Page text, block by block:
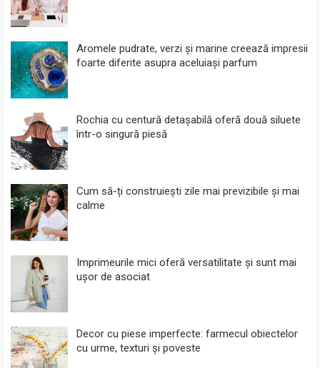
Aromele pudrate, verzi și marine creează impresii
foarte diferite asupra aceluiași parfum
Rochia cu centură detașabilă oferă două siluete
într-o singură piesă
Cum să-ți construiești zile mai previzibile și mai
calme
Imprimeurile mici oferă versatilitate și sunt mai
ușor de asociat
Decor cu piese imperfecte: farmecul obiectelor
cu urme, texturi și poveste